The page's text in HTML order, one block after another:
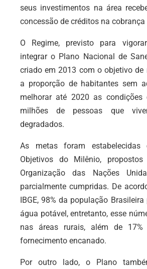
seus investimentos na área
concessão de créditos na
O Regime, previsto para
integrar o Plano Nacional de
criado em 2013 com o objetivo de
a proporção de habitantes sem
melhorar até 2020 as
milhões de pessoas que
degradados.
As metas foram
Objetivos do Milênio,
Organização das Nações
parcialmente cumpridas. De
IBGE, 98% da população
água potável, entretanto, esse
nas áreas rurais, além de 17%
fornecimento encanado.
Por outro lado, o Plano